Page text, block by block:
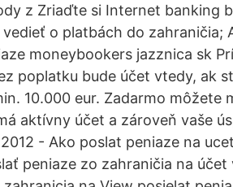
z Zriaďte si Internet banking
o platbách do zahraničia;
moneybookers jazznica sk
poplatku bude účet vtedy, ak
10.000 eur. Zadarmo môžete
aktívny účet a zároveň vaše
- Ako poslat peniaze na
peniaze zo zahraničia na